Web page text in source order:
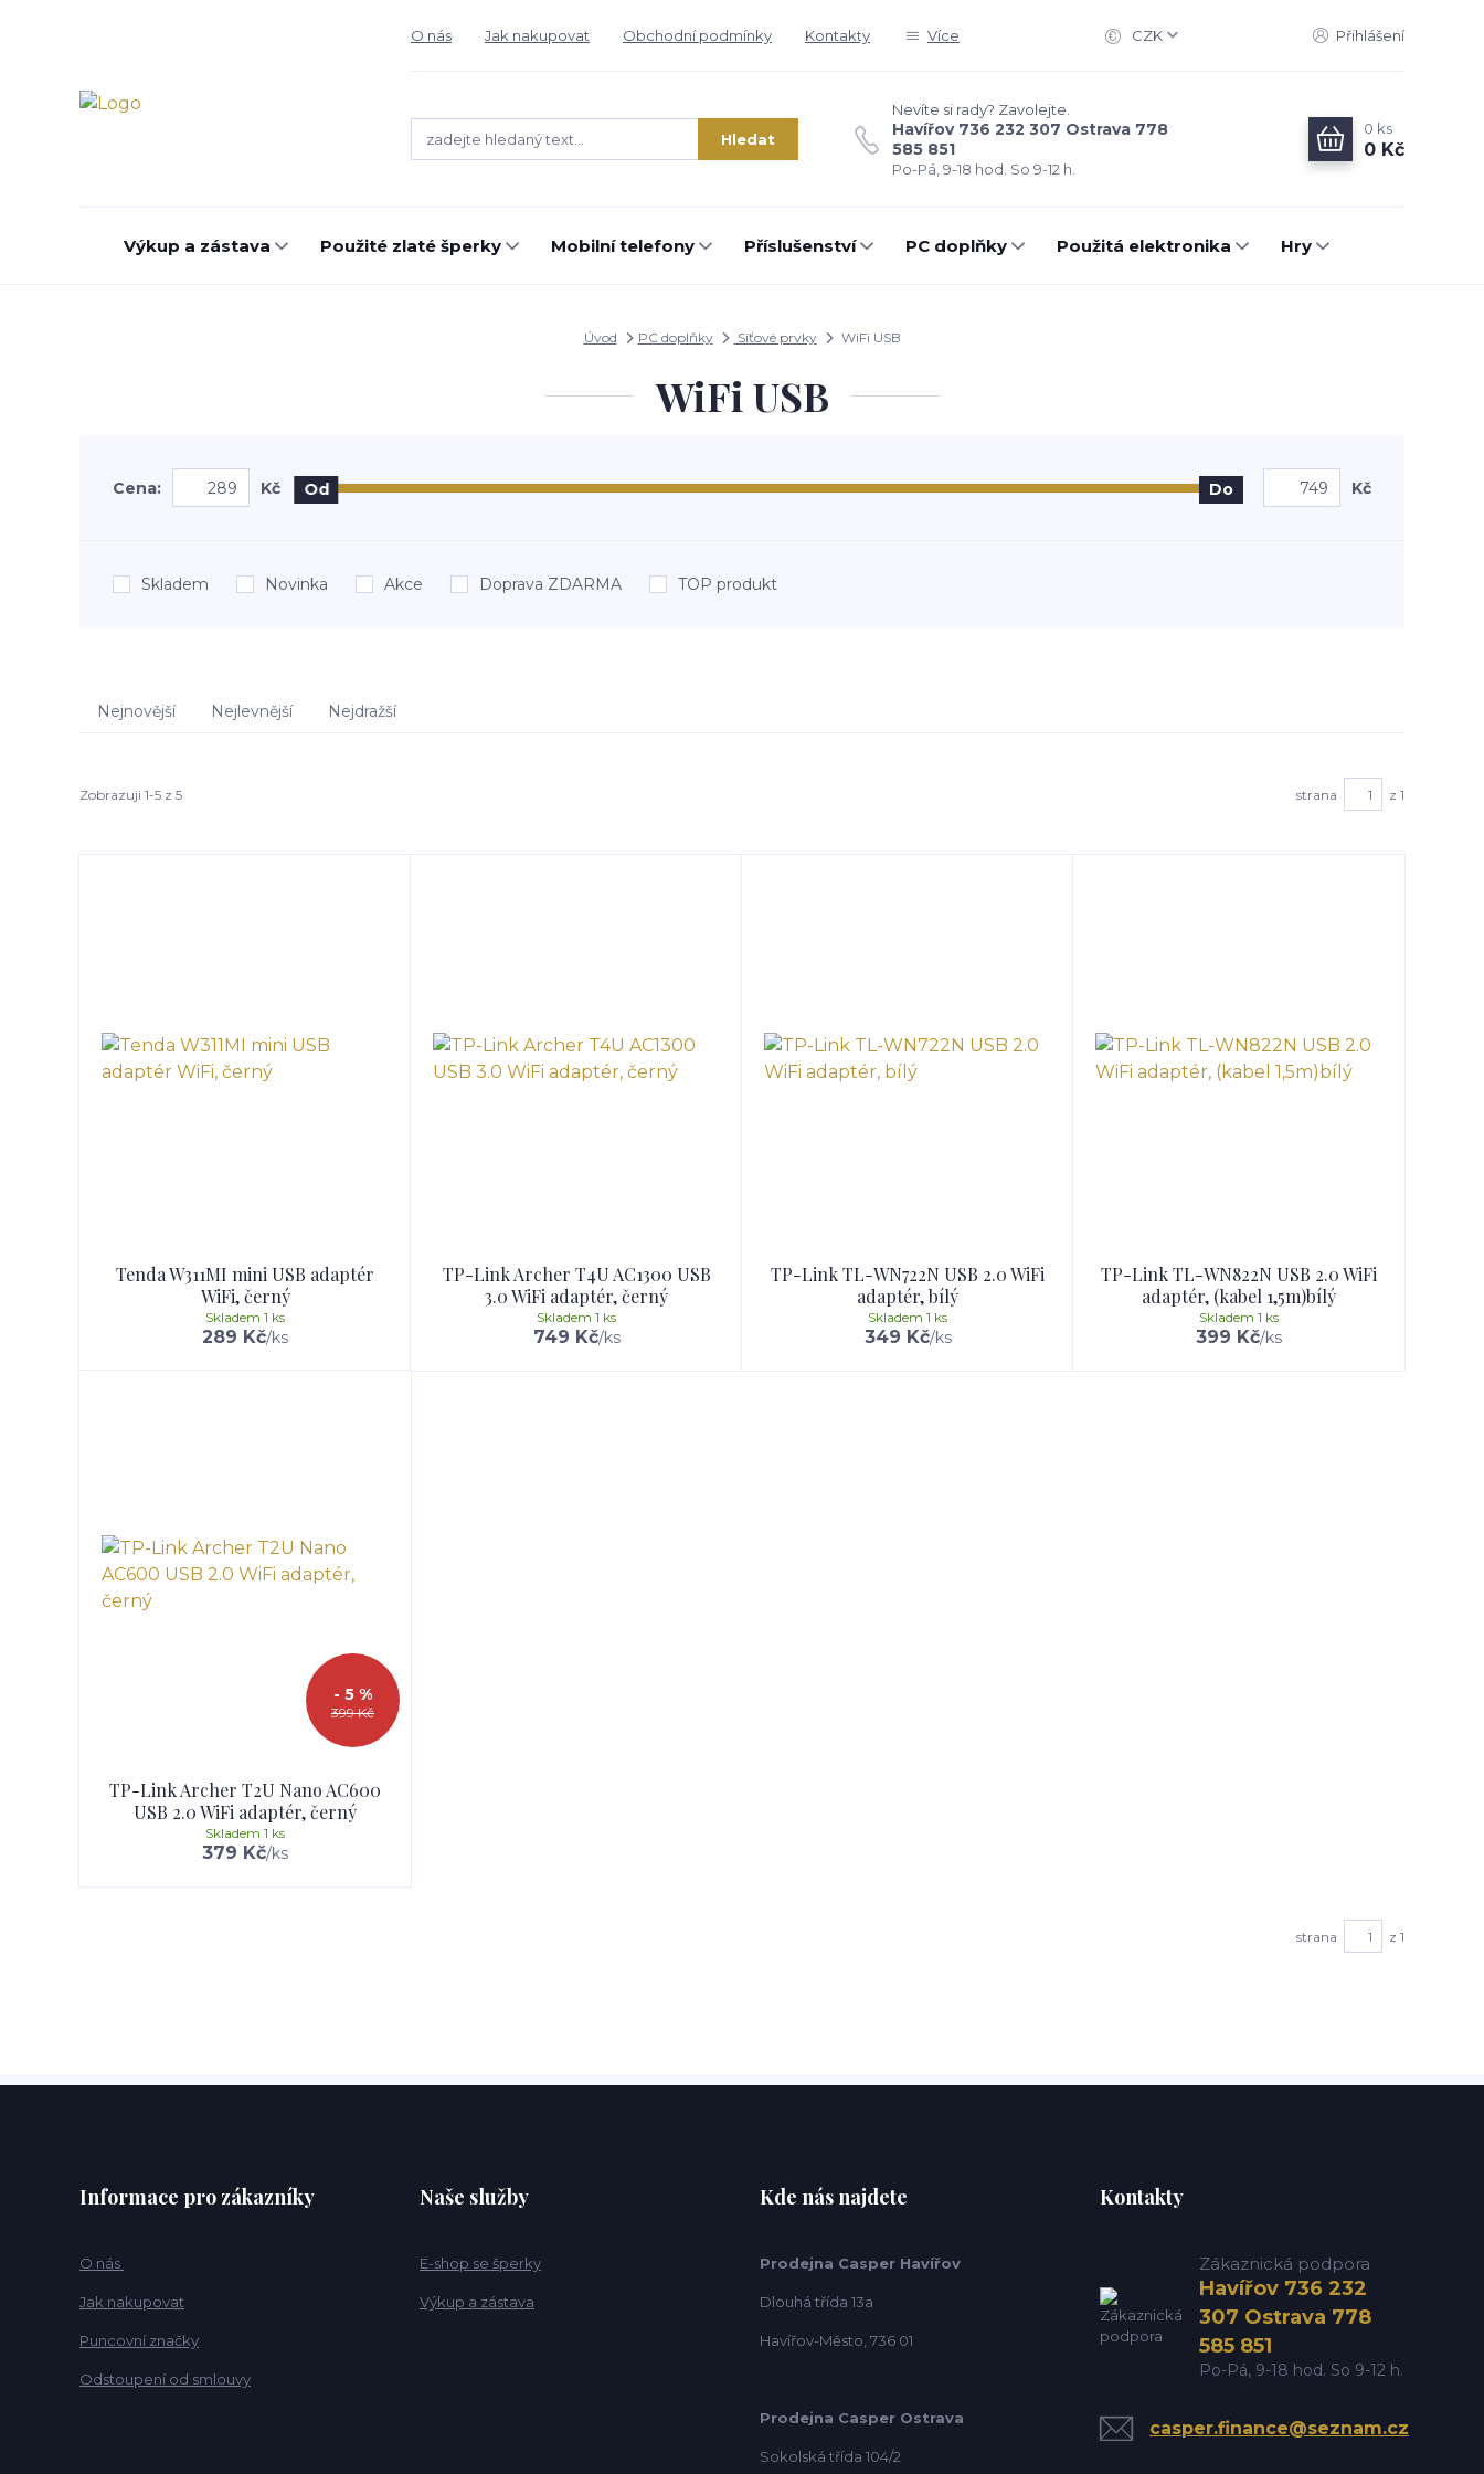
O nás Jak nakupovat Obchodní podmínky Kontakty Více CZK Přihlášení
Hledat
Nevíte si rady? Zavolejte.
Havířov 736 232 307 Ostrava 778
585 851
Po-Pá, 9-18 hod. So 9-12 h.
0 ks
0 Kč
Výkup a zástava Použité zlaté šperky Mobilní telefony Příslušenství PC doplňky Použitá elektronika Hry
Úvod PC doplňky Síťové prvky WiFi USB
WiFi USB
Cena: Kč Od Do Kč
Skladem Novinka Akce Doprava ZDARMA TOP produkt
Nejnovější Nejlevnější Nejdražší
Zobrazuji 1-5 z 5 strana z 1
Tenda W311MI mini USB adaptér
WiFi, černý
289 Kč/ks
Skladem 1 ks
TP-Link Archer T4U AC1300 USB
3.0 WiFi adaptér, černý
749 Kč/ks
Skladem 1 ks
TP-Link TL-WN722N USB 2.0 WiFi
adaptér, bílý
349 Kč/ks
Skladem 1 ks
TP-Link TL-WN822N USB 2.0 WiFi
adaptér, (kabel 1,5m)bílý
399 Kč/ks
Skladem 1 ks
399 Kč
- 5 %
TP-Link Archer T2U Nano AC600
USB 2.0 WiFi adaptér, černý
379 Kč/ks
Skladem 1 ks
strana z 1
Informace pro zákazníky
O nás
Jak nakupovat
Puncovní značky
Odstoupení od smlouvy
Naše služby
E-shop se šperky
Výkup a zástava
Kde nás najdete
Prodejna Casper Havířov
Dlouhá třída 13a
Havířov-Město, 736 01
Prodejna Casper Ostrava
Sokolská třída 104/2
Kontakty
Zákaznická podpora
Havířov 736 232
307 Ostrava 778
585 851
Po-Pá, 9-18 hod. So 9-12 h.
casper.finance@seznam.cz